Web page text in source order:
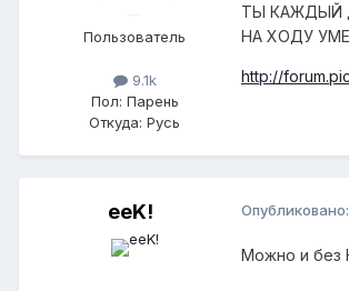
Пользователь
9.1k
Пол: Парень
Откуда: Русь
ТЫ КАЖДЫЙ
НА ХОДУ
http://
eeK! Опубликовано:
Можно и без